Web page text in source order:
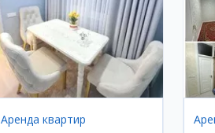
Аренда квартир